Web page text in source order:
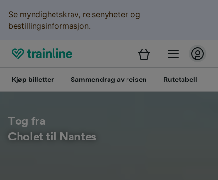
Se myndighetskrav, reisenyheter og
bestillingsinformasjon.
Kjøp billetter Sammendrag av reisen Rutetabell
Tog fra
Cholet til Nantes